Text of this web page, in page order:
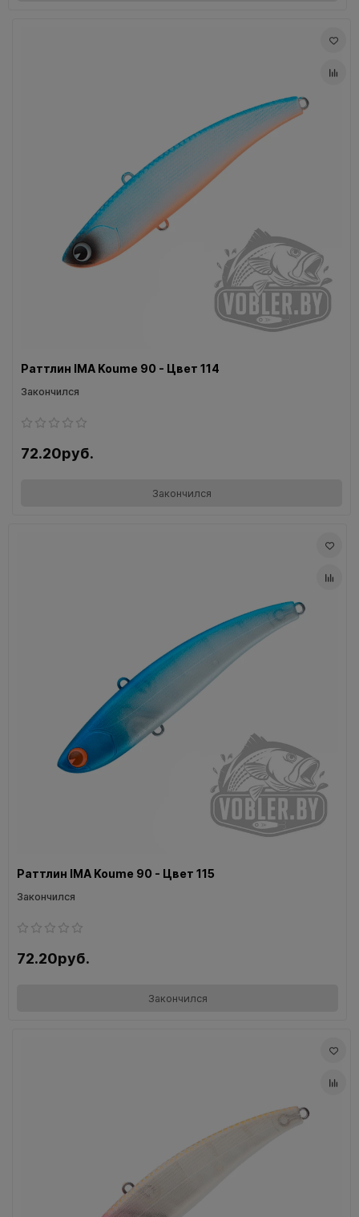
Раттлин IMA Koume 90 - Цвет 114
Закончился
72.20руб.
Закончился
Раттлин IMA Koume 90 - Цвет 115
Закончился
72.20руб.
Закончился